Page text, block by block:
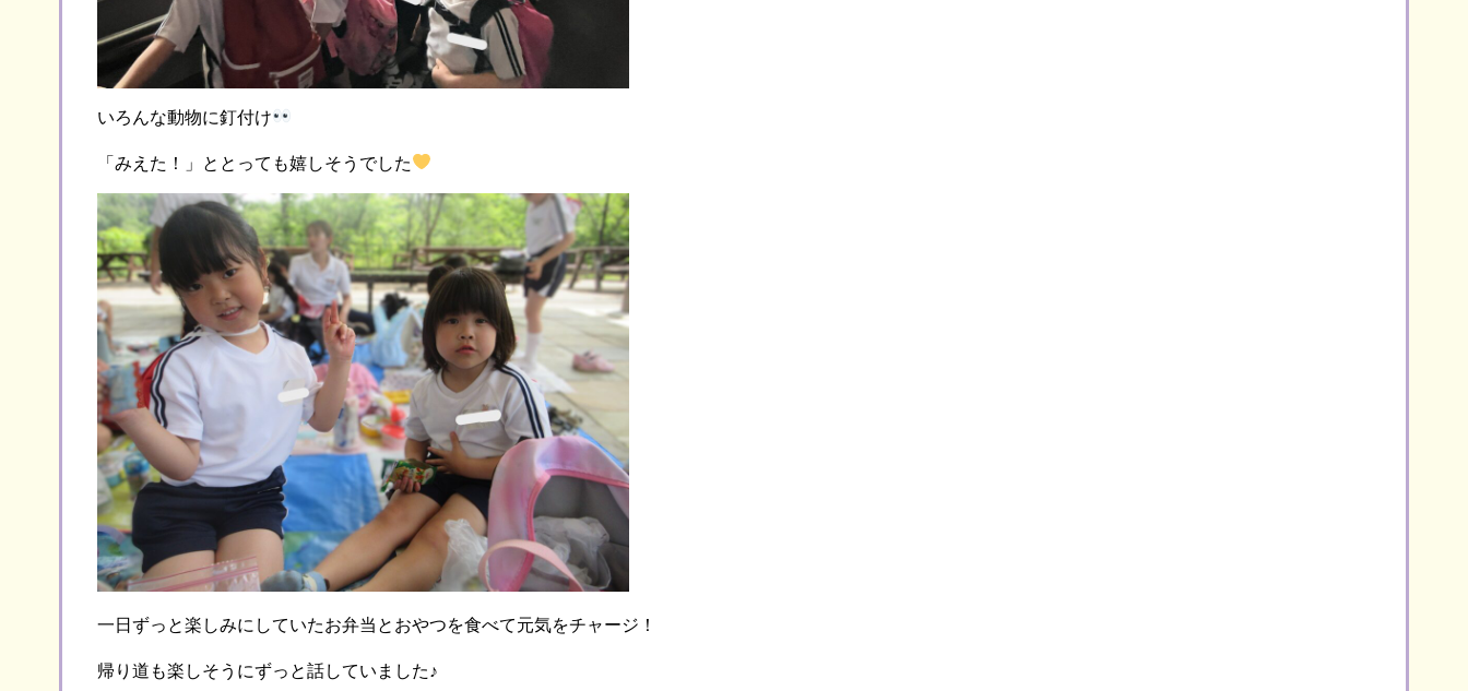
いろんな動物に釘付け
「みえた！」ととっても嬉しそうでした
一日ずっと楽しみにしていたお弁当とおやつを食べて元気をチャージ！
帰り道も楽しそうにずっと話していました♪